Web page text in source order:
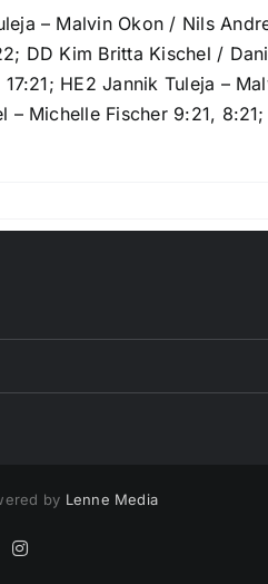
– Malvin Okon / Nils
DD Kim Britta Kischel /
HE2 Jannik Tuleja –
Michelle Fischer 9:21,
by Lenne Media
Instagram